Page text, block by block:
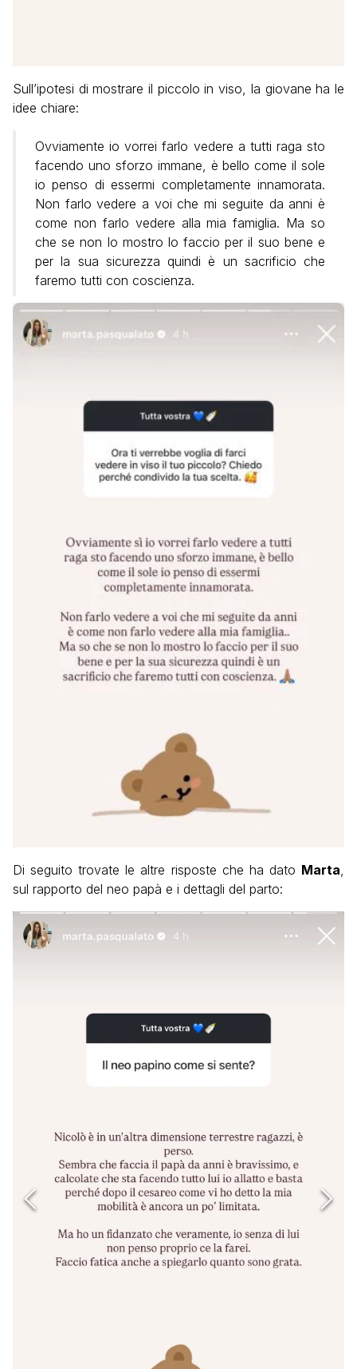
Sull’ipotesi di mostrare il piccolo in viso, la giovane ha le
idee chiare:
Ovviamente io vorrei farlo vedere a tutti raga sto
facendo uno sforzo immane, è bello come il sole
io penso di essermi completamente innamorata.
Non farlo vedere a voi che mi seguite da anni è
come non farlo vedere alla mia famiglia. Ma so
che se non lo mostro lo faccio per il suo bene e
per la sua sicurezza quindi è un sacrificio che
faremo tutti con coscienza.
Di seguito trovate le altre risposte che ha dato Marta
sul rapporto del neo papà e i dettagli del parto: